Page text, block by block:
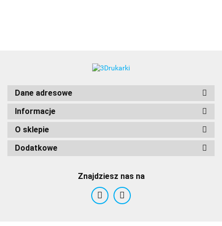
Dane adresowe
Informacje
O sklepie
Dodatkowe
Znajdziesz nas na